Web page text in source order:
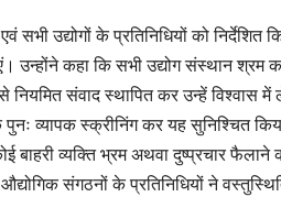
उद्योगों के प्रतिनिधियों को निर्देशित
उन्होंने कहा कि सभी उद्योग संस्थान
नियमित संवाद स्थापित कर उन्हें विश्वास में
पुनः व्यापक स्क्रीनिंग कर यह सुनिश्चित
बाहरी व्यक्ति भ्रम अथवा दुष्प्रचार
संगठनों के प्रतिनिधियों ने